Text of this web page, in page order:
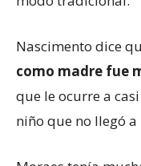
Nascimento dice
como madre fue
que le ocurre a
niño que no llegó